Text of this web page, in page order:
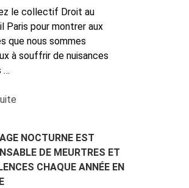
le collectif Droit au
Paris pour montrer aux
que nous sommes
à souffrir de nuisances
…
NOCTURNE EST
DE MEURTRES ET
CHAQUE ANNÉE EN